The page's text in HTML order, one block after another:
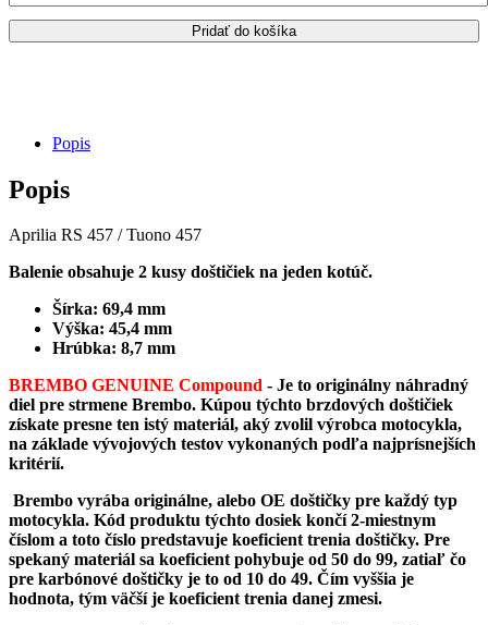
07GR18SR
Pridať do košíka
Popis
Popis
Aprilia RS 457 / Tuono 457
Balenie obsahuje 2 kusy doštičiek na jeden kotúč.
Šírka: 69,4 mm
Výška: 45,4 mm
Hrúbka: 8,7 mm
BREMBO GENUINE Compound - Je to originálny náhradný
diel pre strmene Brembo. Kúpou týchto brzdových doštičiek
získate presne ten istý materiál, aký zvolil výrobca motocykla,
na základe vývojových testov vykonaných podľa najprísnejších
kritérií.
Brembo vyrába originálne, alebo OE doštičky pre každý typ
motocykla. Kód produktu týchto dosiek končí 2-miestnym
číslom a toto číslo predstavuje koeficient trenia doštičky. Pre
spekaný materiál sa koeficient pohybuje od 50 do 99, zatiaľ čo
pre karbónové doštičky je to od 10 do 49. Čím vyššia je
hodnota, tým väčší je koeficient trenia danej zmesi.